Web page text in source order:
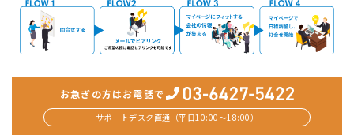
お急ぎの方はお電話で
サポートデスク直通（平日10:00〜18:00）